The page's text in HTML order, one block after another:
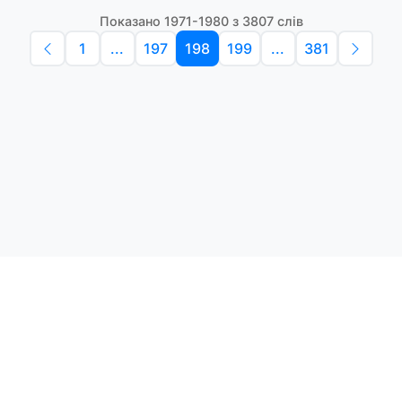
Показано 1971-1980 з 3807 слів
1 ... 197 198 199 ... 381